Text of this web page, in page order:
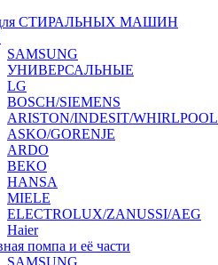
для СТИРАЛЬНЫХ МАШИН
SAMSUNG
УНИВЕРСАЛЬНЫЕ
LG
BOSCH/SIEMENS
ARISTON/INDESIT/WHIRLPOOL
ASKO/GORENJE
ARDO
BEKO
HANSA
MIELE
ELECTROLUX/ZANUSSI/AEG
Haier
помпа и её части
SAMSUNG